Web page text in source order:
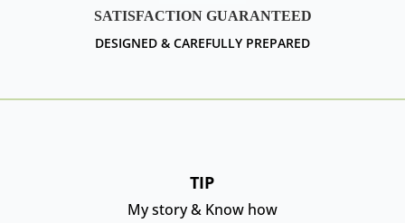
SATISFACTION GUARANTEED
DESIGNED & CAREFULLY PREPARED
TIP
My story & Know how